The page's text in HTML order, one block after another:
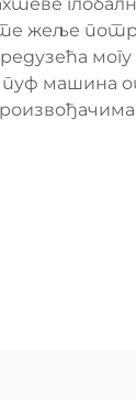
жеље
могу
машина